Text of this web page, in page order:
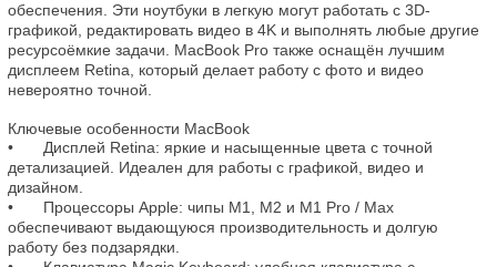
обеспечения. Эти ноутбуки в легкую могут работать с 3D-
графикой, редактировать видео в 4K и выполнять любые другие
ресурсоёмкие задачи. MacBook Pro также оснащён лучшим
дисплеем Retina, который делает работу с фото и видео
невероятно точной.
Ключевые особенности MacBook
•	Дисплей Retina: яркие и насыщенные цвета с точной
детализацией. Идеален для работы с графикой, видео и
дизайном.
•	Процессоры Apple: чипы M1, M2 и M1 Pro / Max
обеспечивают выдающуюся производительность и долгую
работу без подзарядки.